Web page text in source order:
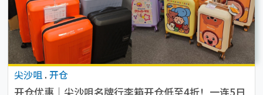
尖沙咀 . 开仓
开仓优惠｜尖沙咀名牌行李箱开仓低至4折！一连5日